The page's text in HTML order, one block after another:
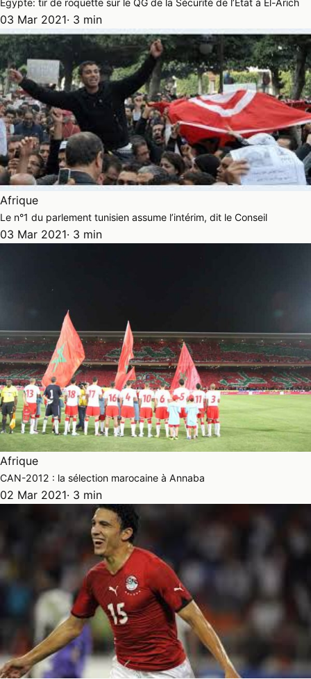
Egypte: tir de roquette sur le QG de la Sécurité de l’Etat à El-Arich
03 Mar 2021· 3 min
Afrique
Le n°1 du parlement tunisien assume l’intérim, dit le Conseil
03 Mar 2021· 3 min
Afrique
CAN-2012 : la sélection marocaine à Annaba
02 Mar 2021· 3 min